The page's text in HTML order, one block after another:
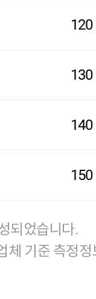
120
130
140
150
되었습니다.
체 기준 측정정